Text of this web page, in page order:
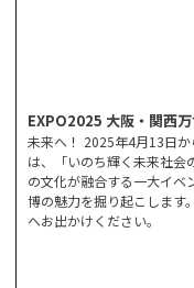
EXPO2025 大阪・関西
未来へ！ 2025年4月13日か
は、「いのち輝く未来社会
の文化が融合する一大イベ
博の魅力を掘り起こします
へお出かけください。